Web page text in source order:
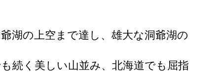
湖の上空まで達し、雄大な洞爺湖の
続く美しい山並み、北海道でも屈指